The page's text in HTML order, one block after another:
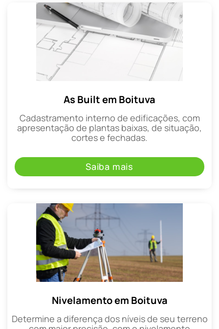
As Built em Boituva
Cadastramento interno de edificações, com
apresentação de plantas baixas, de situação,
cortes e fechadas.
Saiba mais
Nivelamento em Boituva
Determine a diferença dos níveis de seu terreno